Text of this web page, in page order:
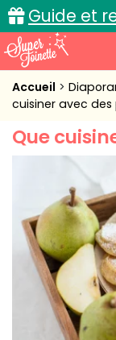
Guide et
Accueil
Cuisine pratique
L'actu cuisine
Accueil
cuisiner avec des
Que